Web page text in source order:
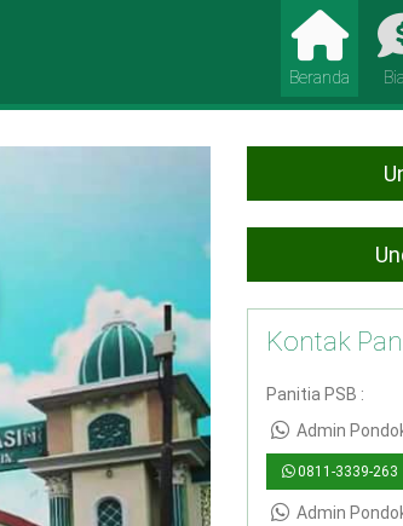
Beranda
Kontak
Panitia PSB :
Admin
0811-3339-263
Admin